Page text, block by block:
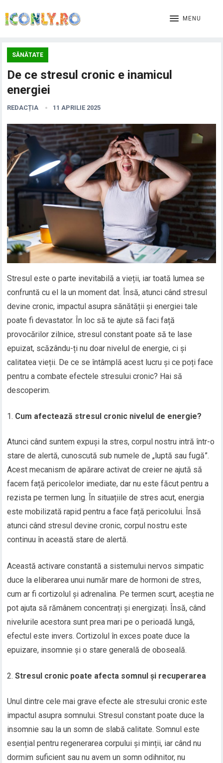
MENU
SĂNĂTATE
De ce stresul cronic e inamicul
energiei
REDACȚIA 11 APRILIE 2025
Stresul este o parte inevitabilă a vieții, iar toată lumea se
confruntă cu el la un moment dat. Însă, atunci când stresul
devine cronic, impactul asupra sănătății și energiei tale
poate fi devastator. În loc să te ajute să faci față
provocărilor zilnice, stresul constant poate să te lase
epuizat, scăzându-ți nu doar nivelul de energie, ci și
calitatea vieții. De ce se întâmplă acest lucru și ce poți face
pentru a combate efectele stresului cronic? Hai să
descoperim.
Cum afectează stresul cronic nivelul de energie?
Atunci când suntem expuși la stres, corpul nostru intră într-o
stare de alertă, cunoscută sub numele de „luptă sau fugă”.
Acest mecanism de apărare activat de creier ne ajută să
facem față pericolelor imediate, dar nu este făcut pentru a
rezista pe termen lung. În situațiile de stres acut, energia
este mobilizată rapid pentru a face față pericolului. Însă
atunci când stresul devine cronic, corpul nostru este
continuu în această stare de alertă.
Această activare constantă a sistemului nervos simpatic
duce la eliberarea unui număr mare de hormoni de stres,
cum ar fi cortizolul și adrenalina. Pe termen scurt, aceștia ne
pot ajuta să rămânem concentrați și energizați. Însă, când
nivelurile acestora sunt prea mari pe o perioadă lungă,
efectul este invers. Cortizolul în exces poate duce la
epuizare, insomnie și o stare generală de oboseală.
Stresul cronic poate afecta somnul și recuperarea
Unul dintre cele mai grave efecte ale stresului cronic este
impactul asupra somnului. Stresul constant poate duce la
insomnie sau la un somn de slabă calitate. Somnul este
esențial pentru regenerarea corpului și minții, iar când nu
dormim suficient sau nu avem un somn odihnitor, nu